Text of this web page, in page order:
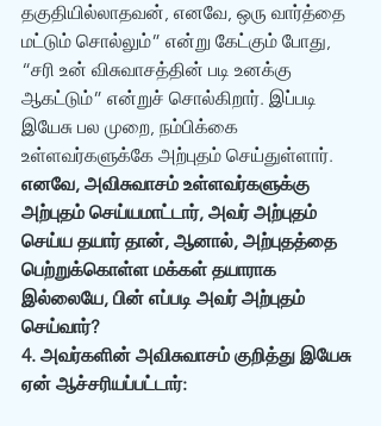
தகுதியில்லாதவன், எனவே, ஒரு வார்த்தை
மட்டும் சொல்லும்” என்று கேட்கும் போது,
“சரி உன் விசுவாசத்தின் படி உனக்கு
ஆகட்டும்” என்றுச் சொல்கிறார். இப்படி
இயேசு பல முறை, நம்பிக்கை
உள்ளவர்களுக்கே அற்புதம் செய்துள்ளார்.
எனவே, அவிசுவாசம் உள்ளவர்களுக்கு
அற்புதம் செய்யமாட்டார், அவர் அற்புதம்
செய்ய தயார் தான், ஆனால், அற்புதத்தை
பெற்றுக்கொள்ள மக்கள் தயாராக
இல்லையே, பின் எப்படி அவர் அற்புதம்
செய்வார்?
4. அவர்களின் அவிசுவாசம் குறித்து இயேசு
ஏன் ஆச்சரியப்பட்டார்: